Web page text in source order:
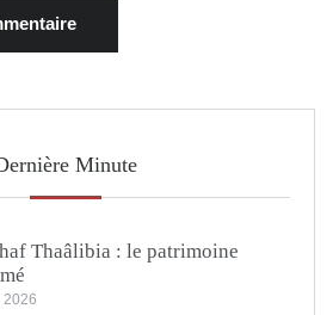
Minute
Thaâlibia : le patrimoine
2026